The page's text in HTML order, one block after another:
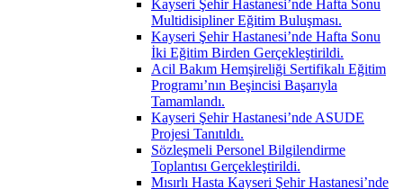
Kayseri Şehir Hastanesi’nde Hafta Sonu
Multidisipliner Eğitim Buluşması.
Kayseri Şehir Hastanesi’nde Hafta Sonu
İki Eğitim Birden Gerçekleştirildi.
Acil Bakım Hemşireliği Sertifikalı Eğitim
Programı’nın Beşincisi Başarıyla
Tamamlandı.
Kayseri Şehir Hastanesi’nde ASUDE
Projesi Tanıtıldı.
Sözleşmeli Personel Bilgilendirme
Toplantısı Gerçekleştirildi.
Mısırlı Hasta Kayseri Şehir Hastanesi’nde